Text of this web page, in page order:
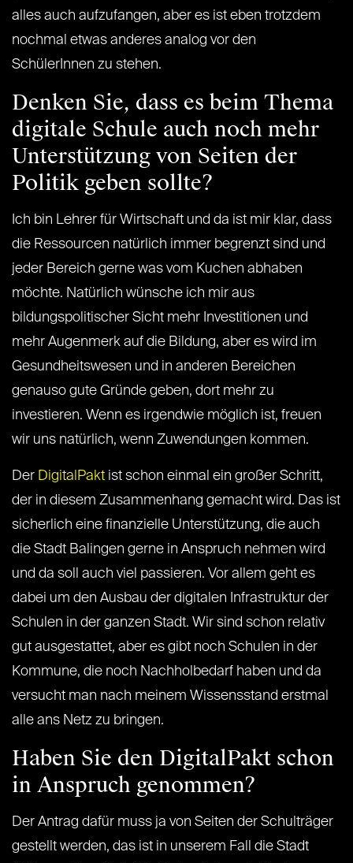
alles auch aufzufangen, aber es ist eben trotzdem
nochmal etwas anderes analog vor den
SchülerInnen zu stehen.
Denken Sie, dass es beim Thema
digitale Schule auch noch mehr
Unterstützung von Seiten der
Politik geben sollte?
Ich bin Lehrer für Wirtschaft und da ist mir klar, dass
die Ressourcen natürlich immer begrenzt sind und
jeder Bereich gerne was vom Kuchen abhaben
möchte. Natürlich wünsche ich mir aus
bildungspolitischer Sicht mehr Investitionen und
mehr Augenmerk auf die Bildung, aber es wird im
Gesundheitswesen und in anderen Bereichen
genauso gute Gründe geben, dort mehr zu
investieren. Wenn es irgendwie möglich ist, freuen
wir uns natürlich, wenn Zuwendungen kommen.
Der DigitalPakt ist schon einmal ein großer Schritt,
der in diesem Zusammenhang gemacht wird. Das ist
sicherlich eine finanzielle Unterstützung, die auch
die Stadt Balingen gerne in Anspruch nehmen wird
und da soll auch viel passieren. Vor allem geht es
dabei um den Ausbau der digitalen Infrastruktur der
Schulen in der ganzen Stadt. Wir sind schon relativ
gut ausgestattet, aber es gibt noch Schulen in der
Kommune, die noch Nachholbedarf haben und da
versucht man nach meinem Wissensstand erstmal
alle ans Netz zu bringen.
Haben Sie den DigitalPakt schon
in Anspruch genommen?
Der Antrag dafür muss ja von Seiten der Schulträger
gestellt werden, das ist in unserem Fall die Stadt